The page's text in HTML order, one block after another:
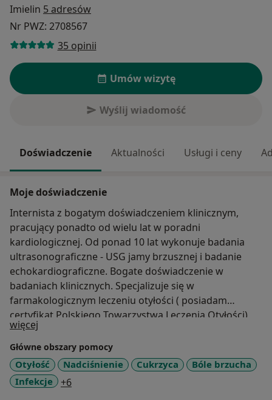
Imielin 5 adresów
Nr PWZ: 2708567
35 opinii
Umów wizytę
Wyślij wiadomość
Doświadczenie Aktualności Usługi i ceny
Moje doświadczenie
Internista z bogatym doświadczeniem klinicznym,
pracujący ponadto od wielu lat w poradni
kardiologicznej. Od ponad 10 lat wykonuje badania
ultrasonograficzne - USG jamy brzusznej i badanie
echokardiograficzne. Bogate doświadczenie w
badaniach klinicznych. Specjalizuje się w
farmakologicznym leczeniu otyłości ( posiadam
certyfikat Polskiego Towarzystwa Leczenia Otyłości)
więcej
Główne obszary pomocy
Otyłość Nadciśnienie Cukrzyca
Bóle brzucha
Infekcje
+6a11y_sr_more_diseases